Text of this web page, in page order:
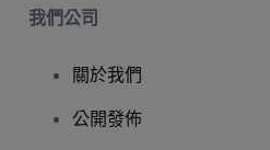
我們公司
關於我們
公開發佈